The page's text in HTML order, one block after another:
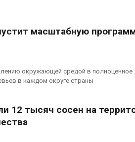
масштабную
окружающей средой в полноценное
в каждом округе страны
12 тысяч сосен на
по всему
стоимость
солнечных